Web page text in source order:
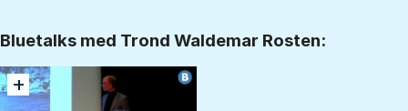
Bluetalks med Trond Waldemar Rosten:
+